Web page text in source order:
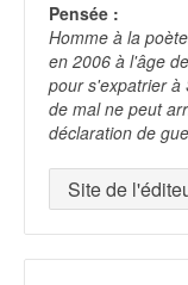
Pensée :
Homme à la
en 2006 à l'âge
pour s'expatrier à
de mal ne peut
déclaration de
Site de